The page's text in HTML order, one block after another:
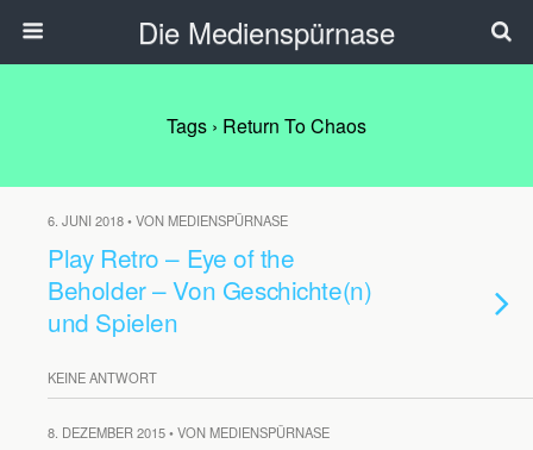
Die Medienspürnase
Tags › Return To Chaos
6. JUNI 2018 • VON MEDIENSPÜRNASE
Play Retro – Eye of the
Beholder – Von Geschichte(n)
und Spielen
KEINE ANTWORT
8. DEZEMBER 2015 • VON MEDIENSPÜRNASE